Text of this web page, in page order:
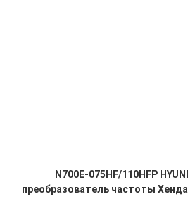
N700E-075HF/110HFP
преобразователь частоты